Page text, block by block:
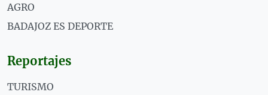
AGRO
BADAJOZ ES DEPORTE
Reportajes
TURISMO